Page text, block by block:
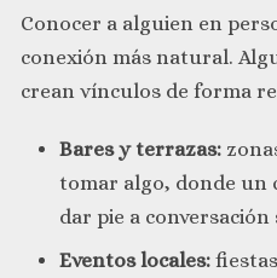
Conocer a alguien en
conexión más natural.
crean vínculos de forma
Bares y terrazas:
tomar algo, donde un
dar pie a conversación
Eventos locales: